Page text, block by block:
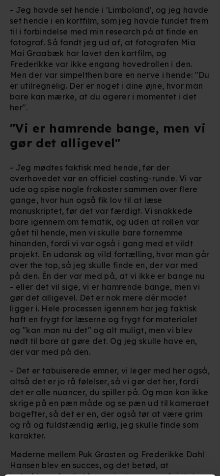
- Jeg havde set hende i 'Limboland', og jeg havde
set hende i en kortfilm, som jeg havde fundet frem
til i forbindelse med min research på at finde en
fotograf. Så fandt jeg ud af, at fotografen Mia
Mai Graabæk har lavet den kortfilm, og
Frederikke var ikke engang hovedrollen i den.
Men der var simpelthen bare en nerve i hende: "Du
er utilregnelig. Der er noget i dine øjne, hvor man
bare kan mærke, at du agerer i momentet i det
her".
"Vi er hamrende bange, men vi
gør det alligevel"
- Jeg mødtes faktisk med hende, før der
overhovedet var en officiel casting-runde. Vi var
ude og spise nogle frokoster sammen over flere
gange, hvor hun også fik lov til at læse
manuskriptet, før det var færdigt. Vi snakkede
bare igennem om tematik, og uden at rollen var
gået til hende, men vi skulle bare fornemme
hinanden, fordi vi var også i gang med et vildt
projekt. En udansk og vild fortælling, hvor man går
over the top, så jeg skulle finde en, der var med
på den. Én der var med på, at vi ikke er bange nu
- eller det vil sige, vi er hamrende bange, men vi
gør det alligevel. Det er nok mere dér modet
ligger i. Hele processen igennem har jeg faktisk
haft en frygt for læserne og frygt for materialet
og "kan man nu det" og alt muligt, men vi blev
nødt til bare at gøre det. Og jeg skulle have en,
der var med på den.
- Det er tabuiserede emner, vi leger med her også,
altså det er jo rå følelser, så vi gør det her, fordi
det er alle nuancer, du spiller på. Og man kan ikke
skrige på en pæn måde og se pæn ud til kameraet
bagefter, så det er en, der også tør at være grim
og rå og fuldstændig ærlig, jeg skulle finde som
karakter.
Møderne mellem Puk Grasten og Frederikke Dahl
Hansen blev en succes, og det betød, at